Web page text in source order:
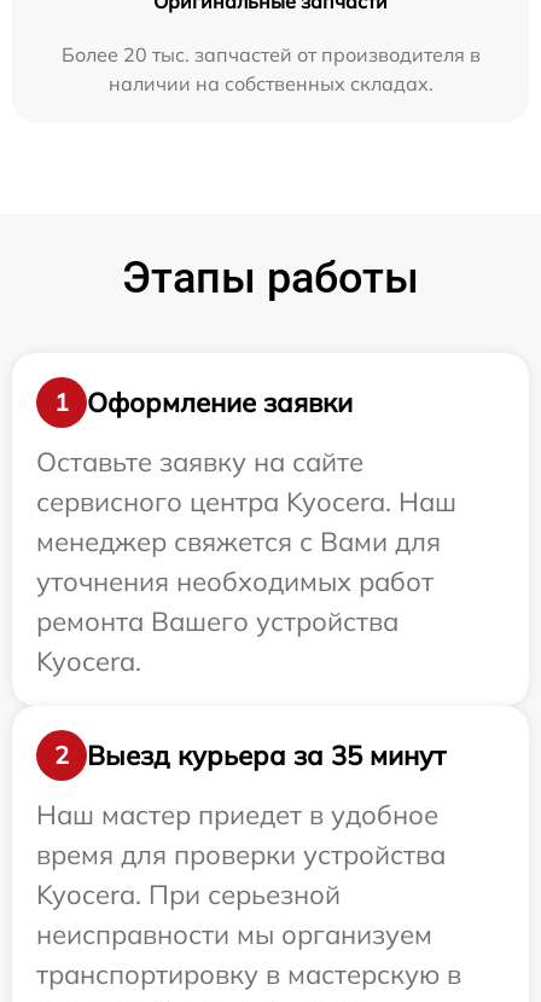
Более 20 тыс. запчастей от производителя в
наличии на собственных складах.
Этапы работы
1
Оформление заявки
Оставьте заявку на сайте
сервисного центра Kyocera. Наш
менеджер свяжется с Вами для
уточнения необходимых работ
ремонта Вашего устройства
Kyocera.
2
Выезд курьера за 35 минут
Наш мастер приедет в удобное
время для проверки устройства
Kyocera. При серьезной
неисправности мы организуем
транспортировку в мастерскую в